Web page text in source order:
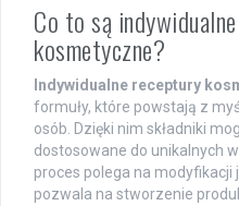
Co to są
kosmetyczne?
Indywidualne receptury
formuły, które powstają z
osób. Dzięki nim składniki
dostosowane do unikalnych
proces polega na modyfikacji
pozwala na stworzenie